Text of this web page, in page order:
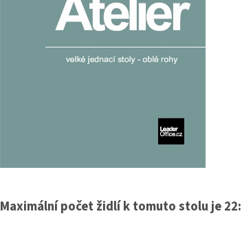
Maximální počet židlí k tomuto stolu je 22: